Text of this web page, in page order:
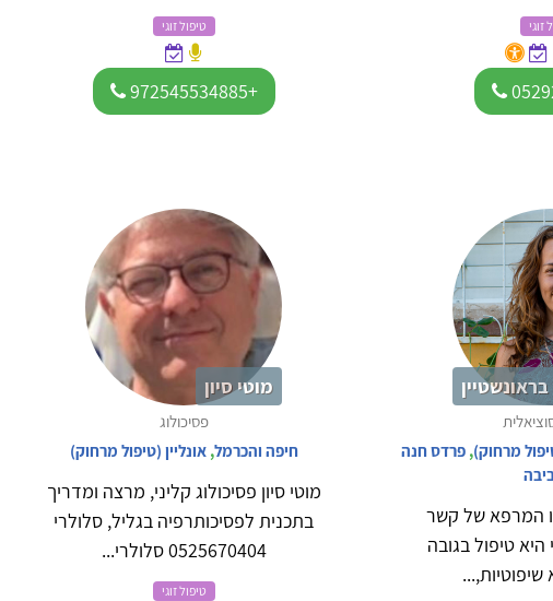
זוגי טיפול זוגי
+972545534885
מרחוק),פרדס חנה
המרפא של קשר
טיפול בגובה
שיפוטיות,...
מוטי סיון
פסיכולוג
חיפה והכרמל,אונליין (טיפול מרחוק)
מוטי סיון פסיכולוג קליני, מרצה ומדריך
בתכנית לפסיכותרפיה בגליל, סלולרי
0525670404 סלולרי...
טיפול זוגי